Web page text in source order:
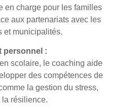
en charge pour les familles
aux partenariats avec les
et municipalités.
personnel :
scolaire, le coaching aide
des compétences de
la gestion du stress,
la résilience.